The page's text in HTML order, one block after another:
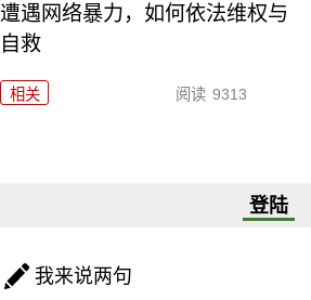
遭遇网络暴力，如何依法维权与
自救
相关 阅读 9313
登陆
我来说两句